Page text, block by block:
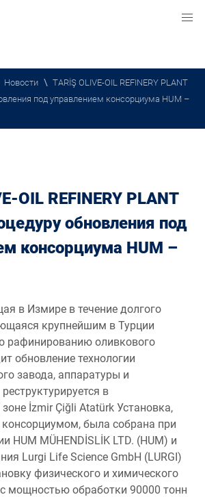
Новости \ TARİŞ OLIVE-OIL REFINERY PLANT
под управлением консорциума HUM –
OIL REFINERY PLANT
обновления под
консорциума HUM –
в Измире в течение долгого
крупнейшим в Турции
рафинированию оливкового
обновление технологии
завода, аппаратуры и
в
İzmir Çiğli Atatürk Установка,
была собрана при
HUM MÜHENDİSLİK LTD. (HUM) и
Lurgi Life Science GmbH (LURGI)
физического и химического
мощностью обработки 90000 тонн